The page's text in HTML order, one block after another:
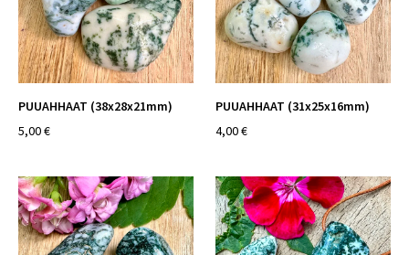
PUUAHHAAT (38x28x21mm)
5,00 €
PUUAHHAAT (31x25x16mm)
4,00 €